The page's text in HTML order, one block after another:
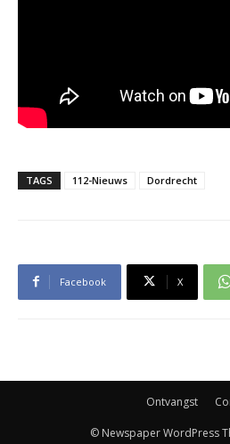
TAGS 112-Nieuws Dordrecht
Facebook X
Ontvangst
© Newspaper WordPress